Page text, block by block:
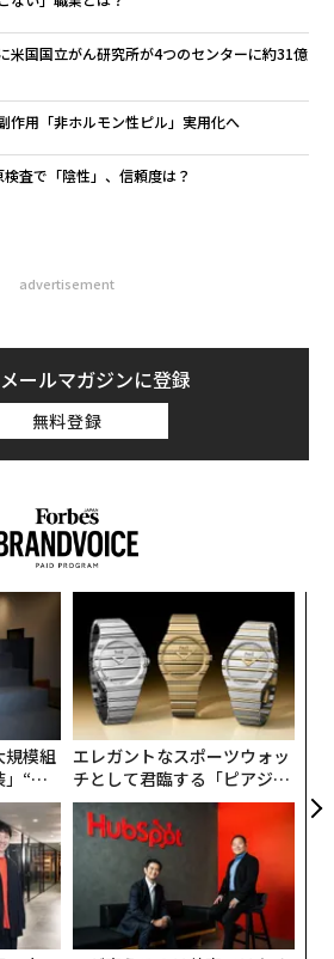
米国国立がん研究所が4つのセンターに約31億
作用「非ホルモン性ピル」実用化へ
査で「陰性」、信頼度は？
advertisement
ールマガジンに登録
無料登録
規模組
“使
へ【N
】
エレガントなスポーツウォッ
チとして君臨する「ピアジ
ェ」ポロの魅力